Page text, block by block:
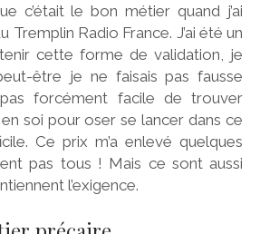
c’était le bon métier quand j’ai
Tremplin Radio France. J’ai été un
cette forme de validation, je
être je ne faisais pas fausse
forcément facile de trouver
soi pour oser se lancer dans ce
Ce prix m’a enlevé quelques
pas tous ! Mais ce sont aussi
l’exigence.